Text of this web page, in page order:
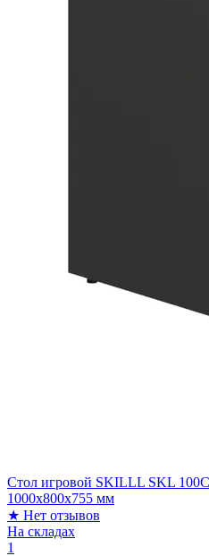
Стол игровой SKILLL SKL
1000х800х755 мм
★ Нет отзывов
На складах
1